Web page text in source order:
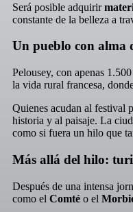
Será posible adquirir
constante de la belleza a
Un pueblo con alma
Pelousey, con apenas
la vida rural francesa,
Quienes acudan al festival
historia y al paisaje. La
como si fuera un hilo que
Más allá del hilo:
Después de una intensa
como el Comté o el